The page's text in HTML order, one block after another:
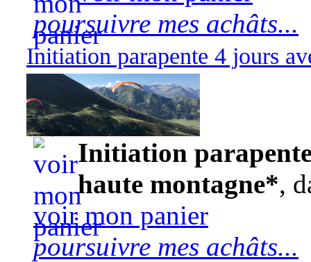
poursuivre mes achâts...
Initiation parapente 4 jours
570,00 euros
Initiation
haute montagne*,
voir mon panier
poursuivre mes achâts...